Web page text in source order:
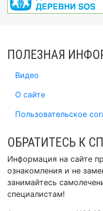
ПОЛЕЗНАЯ
Видео
О сайте
Пользовательское
ОБРАТИТЕСЬ К
Информация на сайте
ознакомления и не
занимайтесь
специалистам!